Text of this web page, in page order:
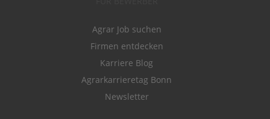
Agrar Job suchen
Firmen entdecken
Karriere Blog
Agrarkarrieretag Bonn
Newsletter